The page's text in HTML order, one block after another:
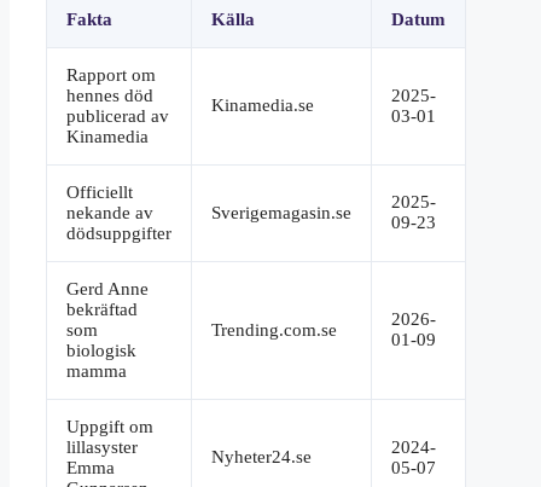
Fakta Källa Datum
Rapport om
hennes död
publicerad av
Kinamedia
Kinamedia.se
2025-
03-01
Officiellt
nekande av
dödsuppgifter
Sverigemagasin.se
2025-
09-23
Gerd Anne
bekräftad
som
biologisk
mamma
Trending.com.se
2026-
01-09
Uppgift om
lillasyster
Emma
Nyheter24.se
2024-
05-07